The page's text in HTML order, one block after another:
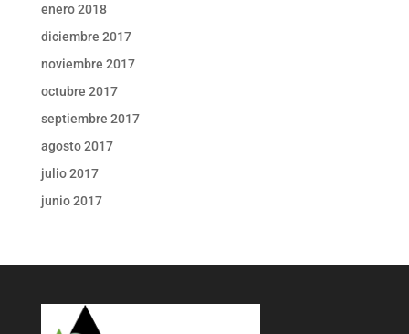
enero 2018
diciembre 2017
noviembre 2017
octubre 2017
septiembre 2017
agosto 2017
julio 2017
junio 2017